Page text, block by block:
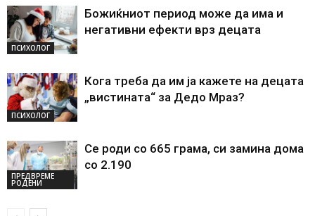
ПСИХОЛОГ
Божиќниот период може да има и
негативни ефекти врз децата
ПСИХОЛОГ
Кога треба да им ја кажете на децата
„вистината“ за Дедо Мраз?
ПРЕДВРЕМЕ
РОДЕНИ
Се роди со 665 грама, си замина дома
со 2.190